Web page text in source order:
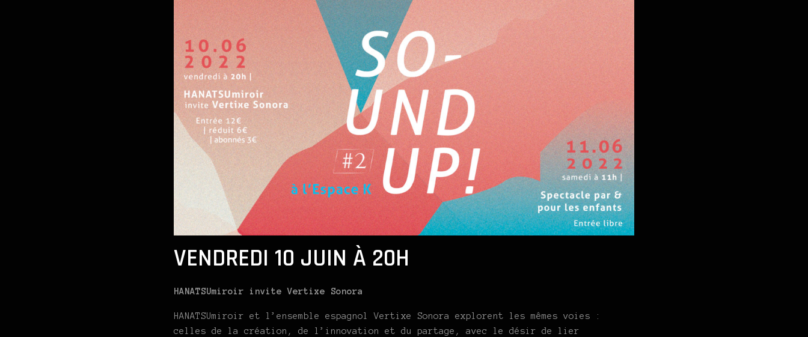
VENDREDI 10 JUIN À 20H
HANATSUmiroir invite Vertixe Sonora
HANATSUmiroir et l’ensemble espagnol Vertixe Sonora explorent les mêmes voies :
celles de la création, de l’innovation et du partage, avec le désir de lier